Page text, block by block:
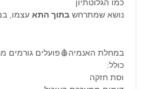
כמו הגלוטתיון
נושא שמתרחש בתוך התא עצמו,
במחלת האנמיה🩸פועלים גורמים
כולל:
וסת חזקה